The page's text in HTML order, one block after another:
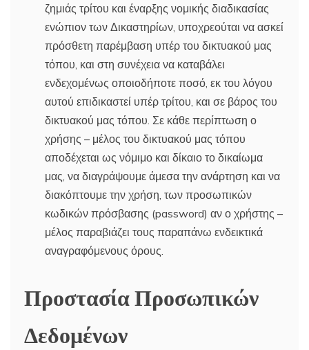
ζημιάς τρίτου και έναρξης νομικής διαδικασίας
ενώπιον των Δικαστηρίων, υποχρεούται να ασκεί
πρόσθετη παρέμβαση υπέρ του δικτυακού μας
τόπου, και στη συνέχεια να καταβάλει
ενδεχομένως οποιοδήποτε ποσό, εκ του λόγου
αυτού επιδικαστεί υπέρ τρίτου, και σε βάρος του
δικτυακού μας τόπου. Σε κάθε περίπτωση ο
χρήσης – μέλος του δικτυακού μας τόπου
αποδέχεται ως νόμιμο και δίκαιο το δικαίωμα
μας, να διαγράψουμε άμεσα την ανάρτηση και να
διακόπτουμε την χρήση, των προσωπικών
κωδικών πρόσβασης (password) αν ο χρήστης –
μέλος παραβιάζει τους παραπάνω ενδεικτικά
αναγραφόμενους όρους.
ΠροστασίαΠροσωπικών
Δεδομένων